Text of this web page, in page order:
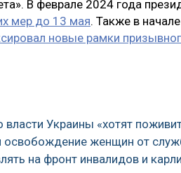
В феврале 2024 года
мер до 13 мая. Также в
новые рамки
власти Украины «хотят
освобождение женщин от
на фронт инвалидов и